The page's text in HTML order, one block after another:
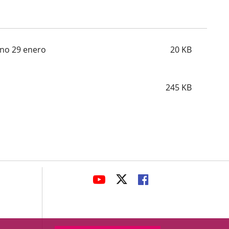
29 enero 20 KB
245 KB
ENLACE
APLICACIÓN
ENLACE
APLICACIÓN
ENLACE
APLICACIÓN